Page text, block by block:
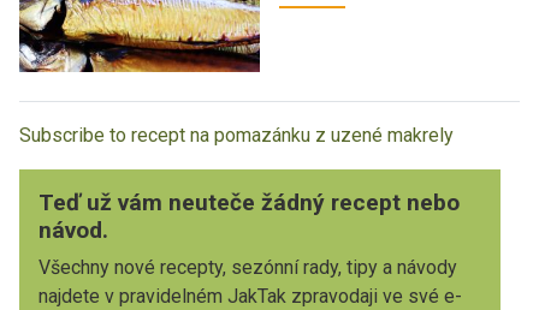
Subscribe to recept na pomazánku z uzené makrely
Teď už vám neuteče žádný recept nebo
návod.
Všechny nové recepty, sezónní rady, tipy a návody
najdete v pravidelném JakTak zpravodaji ve své e-